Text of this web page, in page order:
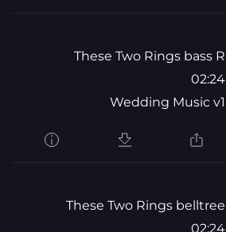
These Two Rings bass R
02:24
Wedding Music v1
These Two Rings belltree
02:24